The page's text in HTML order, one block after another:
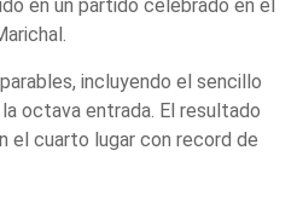
en un partido celebrado en el
incluyendo el sencillo
octava entrada. El resultado
el cuarto lugar con record de